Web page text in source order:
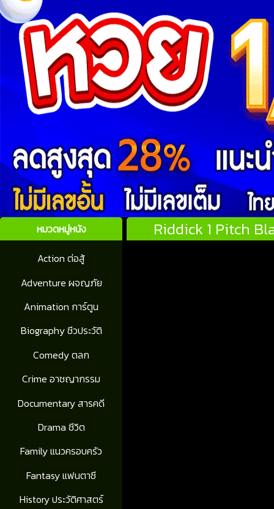
หมวดหมู่หนัง
Action ต่อสู้
Adventure ผจญภัย
Animation การ์ตูน
Biography ชีวประวัติ
Comedy ตลก
Crime อาชญากรรม
Documentary สารคดี
Drama ชีวิต
Family แนวครอบครัว
Fantasy แฟนตาซี
History ประวัติศาสตร์
Riddick 1 Pitch